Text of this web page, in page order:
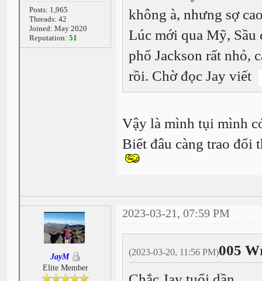
Posts: 1,965
Threads: 42
Joined: May 2020
Reputation: 51
không à, nhưng sợ
Lúc mới qua Mỹ, Sầu
phố Jackson rất nhỏ,
rồi. Chờ đọc Jay viết
Vậy là mình tụi mình
Biết đâu càng trao đổi
JayM
Elite Member
2023-03-21, 07:59 PM
(2023-03-20, 11:56 PM)005